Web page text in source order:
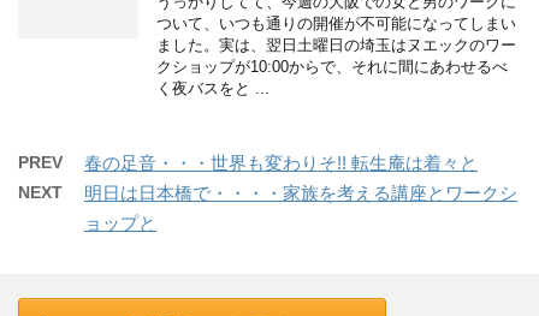
ついて、いつも通りの開催が不可能になってしまい
ました。実は、翌日土曜日の埼玉はヌエックのワー
クショップが10:00からで、それに間にあわせるべ
く夜バスをと ...
PREV 春の足音・・・世界も変わりそ!! 転生庵は着々と
NEXT
明日は日本橋で・・・・家族を考える講座とワークシ
ョップと